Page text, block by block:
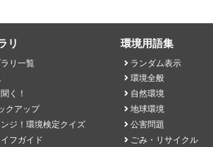
リ
リ一覧
く！
クアップ
ジ！環境検定クイズ
フガイド
環境用語集
ランダム表示
環境全般
自然環境
地球環境
公害問題
ごみ・リサイクル